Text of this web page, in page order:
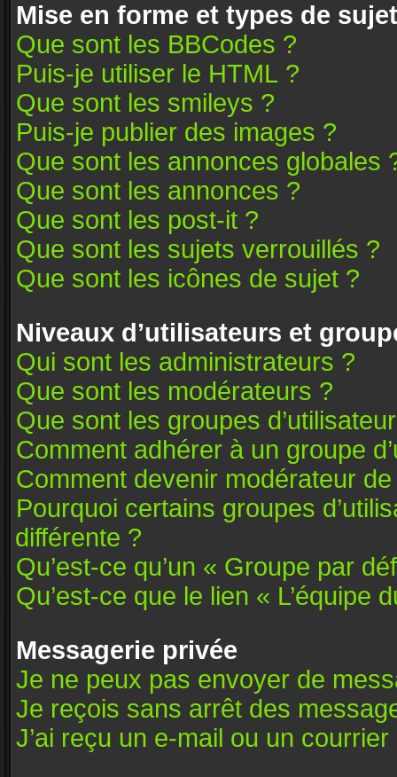
Mise en forme et types de sujet
Que sont les BBCodes ?
Puis-je utiliser le HTML ?
Que sont les smileys ?
Puis-je publier des images ?
Que sont les annonces globales
Que sont les annonces ?
Que sont les post-it ?
Que sont les sujets verrouillés ?
Que sont les icônes de sujet ?
Niveaux d’utilisateurs et
Qui sont les administrateurs ?
Que sont les modérateurs ?
Que sont les groupes
Comment adhérer à un groupe
Comment devenir modérateur
Pourquoi certains groupes
différente ?
Qu’est-ce qu’un « Groupe par
Qu’est-ce que le lien « L’équipe
Messagerie privée
Je ne peux pas envoyer de
Je reçois sans arrêt des
J’ai reçu un e-mail ou un